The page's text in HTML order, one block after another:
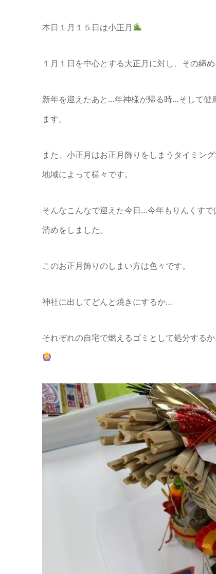
本日１月１５日は小正月
１月１日を中心とする大正月に対し、その締
新年を迎えたあと…年神様が帰る時…そして健
ます。
また、小正月はお正月飾りをしまうタイミン
地域によって様々です。
そんなこんなで迎えた今日…今年もりんくす
清めをしました。
このお正月飾りのしまい方は色々です。
神社に出してどんと焼きにするか…
それぞれの自宅で燃えるゴミとして処分する